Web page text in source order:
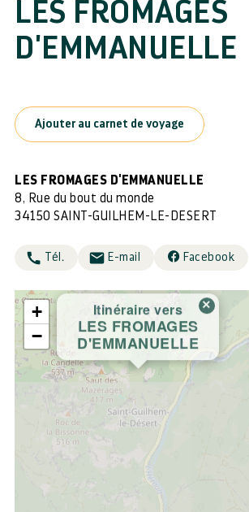
LES FROMAGES
D'EMMANUELLE
Ajouter au carnet de voyage
LES FROMAGES D'EMMANUELLE
8, Rue du bout du monde
34150 SAINT-GUILHEM-LE-DESERT
Tél. E-mail Facebook
Itinéraire vers
LES FROMAGES
D'EMMANUELLE
×
+
−